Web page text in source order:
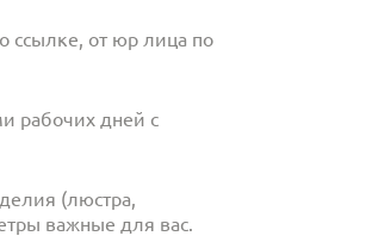
ссылке, от юр лица по
рабочих дней с
(люстра,
важные для вас.